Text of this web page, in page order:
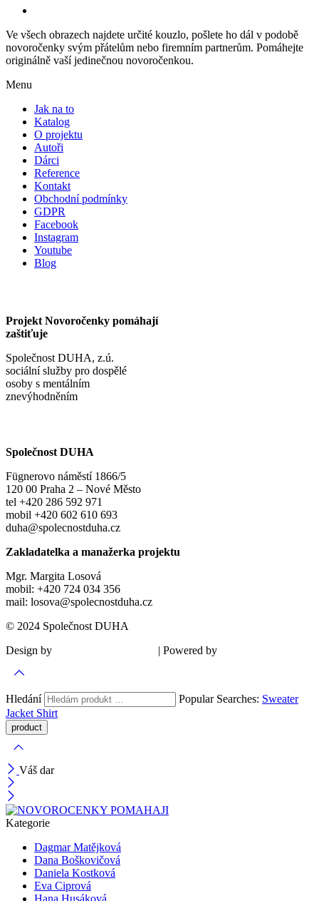
Ve všech obrazech najdete určité kouzlo, pošlete ho dál v podobě
novoročenky svým přátelům nebo firemním partnerům. Pomáhejte
originálně vaší jedinečnou novoročenkou.
Menu
Jak na to
Katalog
O projektu
Autoři
Dárci
Reference
Kontakt
Obchodní podmínky
GDPR
Facebook
Instagram
Youtube
Blog
Projekt Novoročenky pomáhají
zaštiťuje
Společnost DUHA, z.ú.
sociální služby pro dospělé
osoby s mentálním
znevýhodněním
Společnost DUHA
Fügnerovo náměstí 1866/5
120 00 Praha 2 – Nové Město
tel +420 286 592 971
mobil +420 602 610 693
duha@spolecnostduha.cz
Zakladatelka a manažerka projektu
Mgr. Margita Losová
mobil: +420 724 034 356
mail: losova@spolecnostduha.cz
© 2024 Společnost DUHA
Design by
| Powered by
Hledání Popular Searches: Sweater
Jacket Shirt
Váš dar
Kategorie
Dagmar Matějková
Dana Boškovičová
Daniela Kostková
Eva Ciprová
Hana Husáková